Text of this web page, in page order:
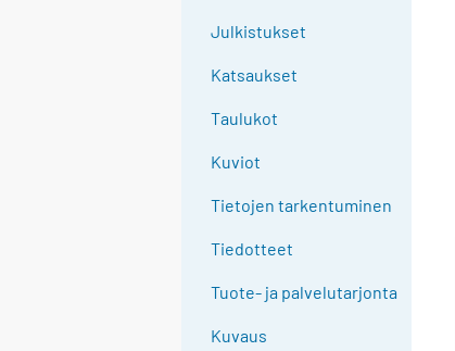
Julkistukset
Katsaukset
Taulukot
Kuviot
Tietojen tarkentuminen
Tiedotteet
Tuote- ja palvelutarjonta
Kuvaus